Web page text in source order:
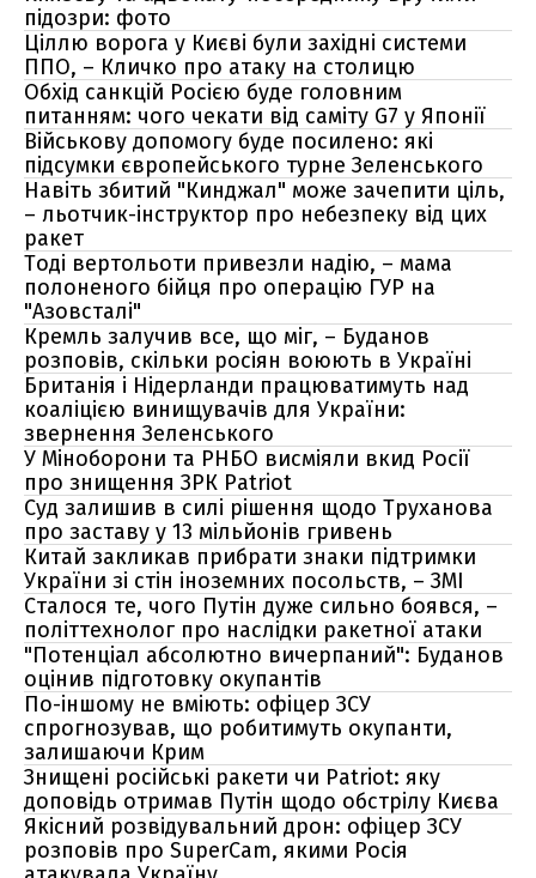
підозри: фото
Ціллю ворога у Києві були західні системи
ППО, – Кличко про атаку на столицю
Обхід санкцій Росією буде головним
питанням: чого чекати від саміту G7 у Японії
Військову допомогу буде посилено: які
підсумки європейського турне Зеленського
Навіть збитий "Кинджал" може зачепити ціль,
– льотчик-інструктор про небезпеку від цих
ракет
Тоді вертольоти привезли надію, – мама
полоненого бійця про операцію ГУР на
"Азовсталі"
Кремль залучив все, що міг, – Буданов
розповів, скільки росіян воюють в Україні
Британія і Нідерланди працюватимуть над
коаліцією винищувачів для України:
звернення Зеленського
У Міноборони та РНБО висміяли вкид Росії
про знищення ЗРК Patriot
Суд залишив в силі рішення щодо Труханова
про заставу у 13 мільйонів гривень
Китай закликав прибрати знаки підтримки
України зі стін іноземних посольств, – ЗМІ
Сталося те, чого Путін дуже сильно боявся, –
політтехнолог про наслідки ракетної атаки
"Потенціал абсолютно вичерпаний": Буданов
оцінив підготовку окупантів
По-іншому не вміють: офіцер ЗСУ
спрогнозував, що робитимуть окупанти,
залишаючи Крим
Знищені російські ракети чи Patriot: яку
доповідь отримав Путін щодо обстрілу Києва
Якісний розвідувальний дрон: офіцер ЗСУ
розповів про SuperCam, якими Росія